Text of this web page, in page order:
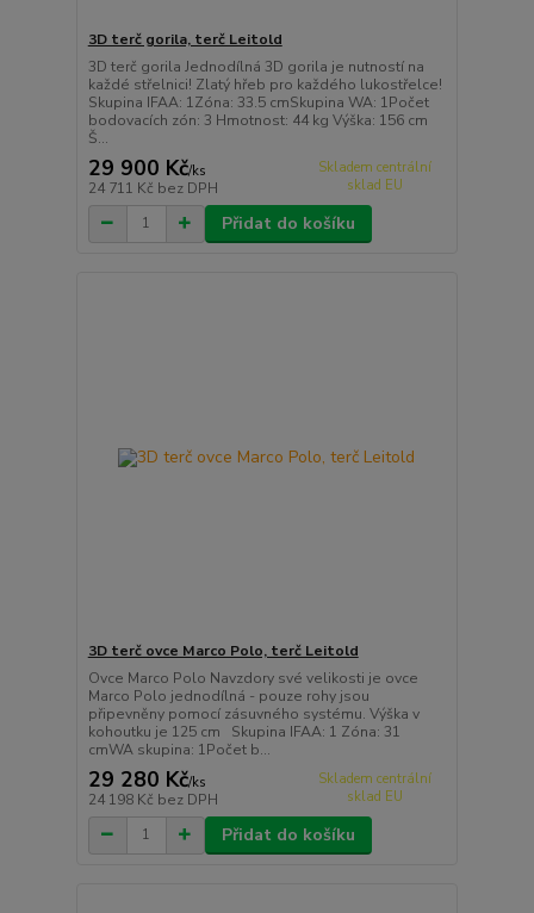
3D terč gorila, terč Leitold
3D terč gorila Jednodílná 3D gorila je nutností na
každé střelnici! Zlatý hřeb pro každého lukostřelce!
Skupina IFAA: 1Zóna: 33.5 cmSkupina WA: 1Počet
bodovacích zón: 3 Hmotnost: 44 kg Výška: 156 cm
Š...
29 900 Kč/ks
24 711 Kč bez DPH
Skladem centrální
sklad EU
Přidat do košíku
3D terč ovce Marco Polo, terč Leitold
Ovce Marco Polo Navzdory své velikosti je ovce
Marco Polo jednodílná - pouze rohy jsou
připevněny pomocí zásuvného systému. Výška v
kohoutku je 125 cm Skupina IFAA: 1 Zóna: 31
cmWA skupina: 1Počet b...
29 280 Kč/ks
24 198 Kč bez DPH
Skladem centrální
sklad EU
Přidat do košíku